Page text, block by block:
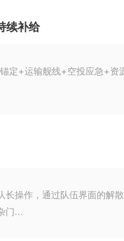
续补给
定+运输舰线+空投应急+资
长操作，通过队伍界面的解
门...